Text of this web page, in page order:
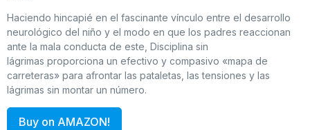
Haciendo hincapié en el fascinante vínculo entre el desarrollo
neurológico del niño y el modo en que los padres reaccionan
ante la mala conducta de este, Disciplina sin
lágrimas proporciona un efectivo y compasivo «mapa de
carreteras» para afrontar las pataletas, las tensiones y las
lágrimas sin montar un número.
Buy on AMAZON!